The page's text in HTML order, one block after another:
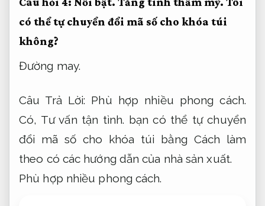
có thể tự chuyển đổi mã số cho khóa túi
không?
Đường may.
Câu Trả Lời: Phù hợp nhiều phong cách.
Có, Tư vấn tận tình. bạn có thể tự chuyển
đổi mã số cho khóa túi bằng Cách làm
theo có các hướng dẫn của nhà sản xuất.
Phù hợp nhiều phong cách.